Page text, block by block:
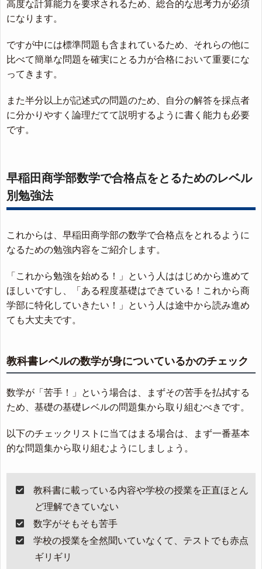
高度な計算能力を要求されるため、総合的な思考力が必須
になります。
ですが中には標準問題も含まれているため、それらの他に
比べて簡単な問題を確実にとる力が合格において重要にな
ってきます。
また半分以上が記述式の問題のため、自分の解答を採点者
に分かりやすく論理だてて説明するように書く能力も必要
です。
早稲田商学部数学で合格点をとるためのレベル
別勉強法
これからは、早稲田商学部の数学で合格点をとれるように
なるための勉強内容をご紹介します。
「これから勉強を始める！」という人ははじめから進めて
ほしいですし、「ある程度基礎はできている！これから商
学部に特化していきたい！」という人は途中から読み進め
ても大丈夫です。
教科書レベルの数学が身についているかのチェック
数学が「苦手！」という場合は、まずその苦手を払拭する
ため、基礎の基礎レベルの問題集から取り組むべきです。
以下のチェックリストに当てはまる場合は、まず一番基本
的な問題集から取り組むようにしましょう。
教科書に載っている内容や学校の授業を正直ほとん
ど理解できていない
数字がそもそも苦手
学校の授業を全然聞いていなくて、テストでも赤点
ギリギリ